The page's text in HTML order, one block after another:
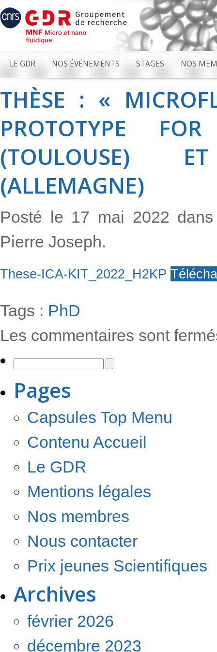
LE GDR NOS ÉVÉNEMENTS STAGES NOS
THÈSE : «
PROTOTYPE
(TOULOUSE)
(ALLEMAGNE)
Posté le 17 mai 2022
Pierre Joseph.
These-ICA-KIT_2022_H2KP
Tags : PhD
Les commentaires sont
Pages
Capsules Top Menu
Contenu Accueil
Le GDR
Mentions légales
Nos membres
Nous contacter
Prix jeunes Scientifiques
Archives
février 2026
décembre 2023